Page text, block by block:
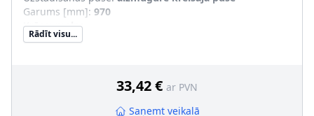
Garums [mm]: 970
Krāsa:melns
Forma:Sirpja forma
Rādīt visu...
33,42 € ar PVN
Saņemt veikalā